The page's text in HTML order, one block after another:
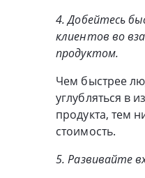
4. Добейтесь
клиентов во
продуктом.
Чем быстрее
углубляться в
продукта, тем
стоимость.
5. Развивайте